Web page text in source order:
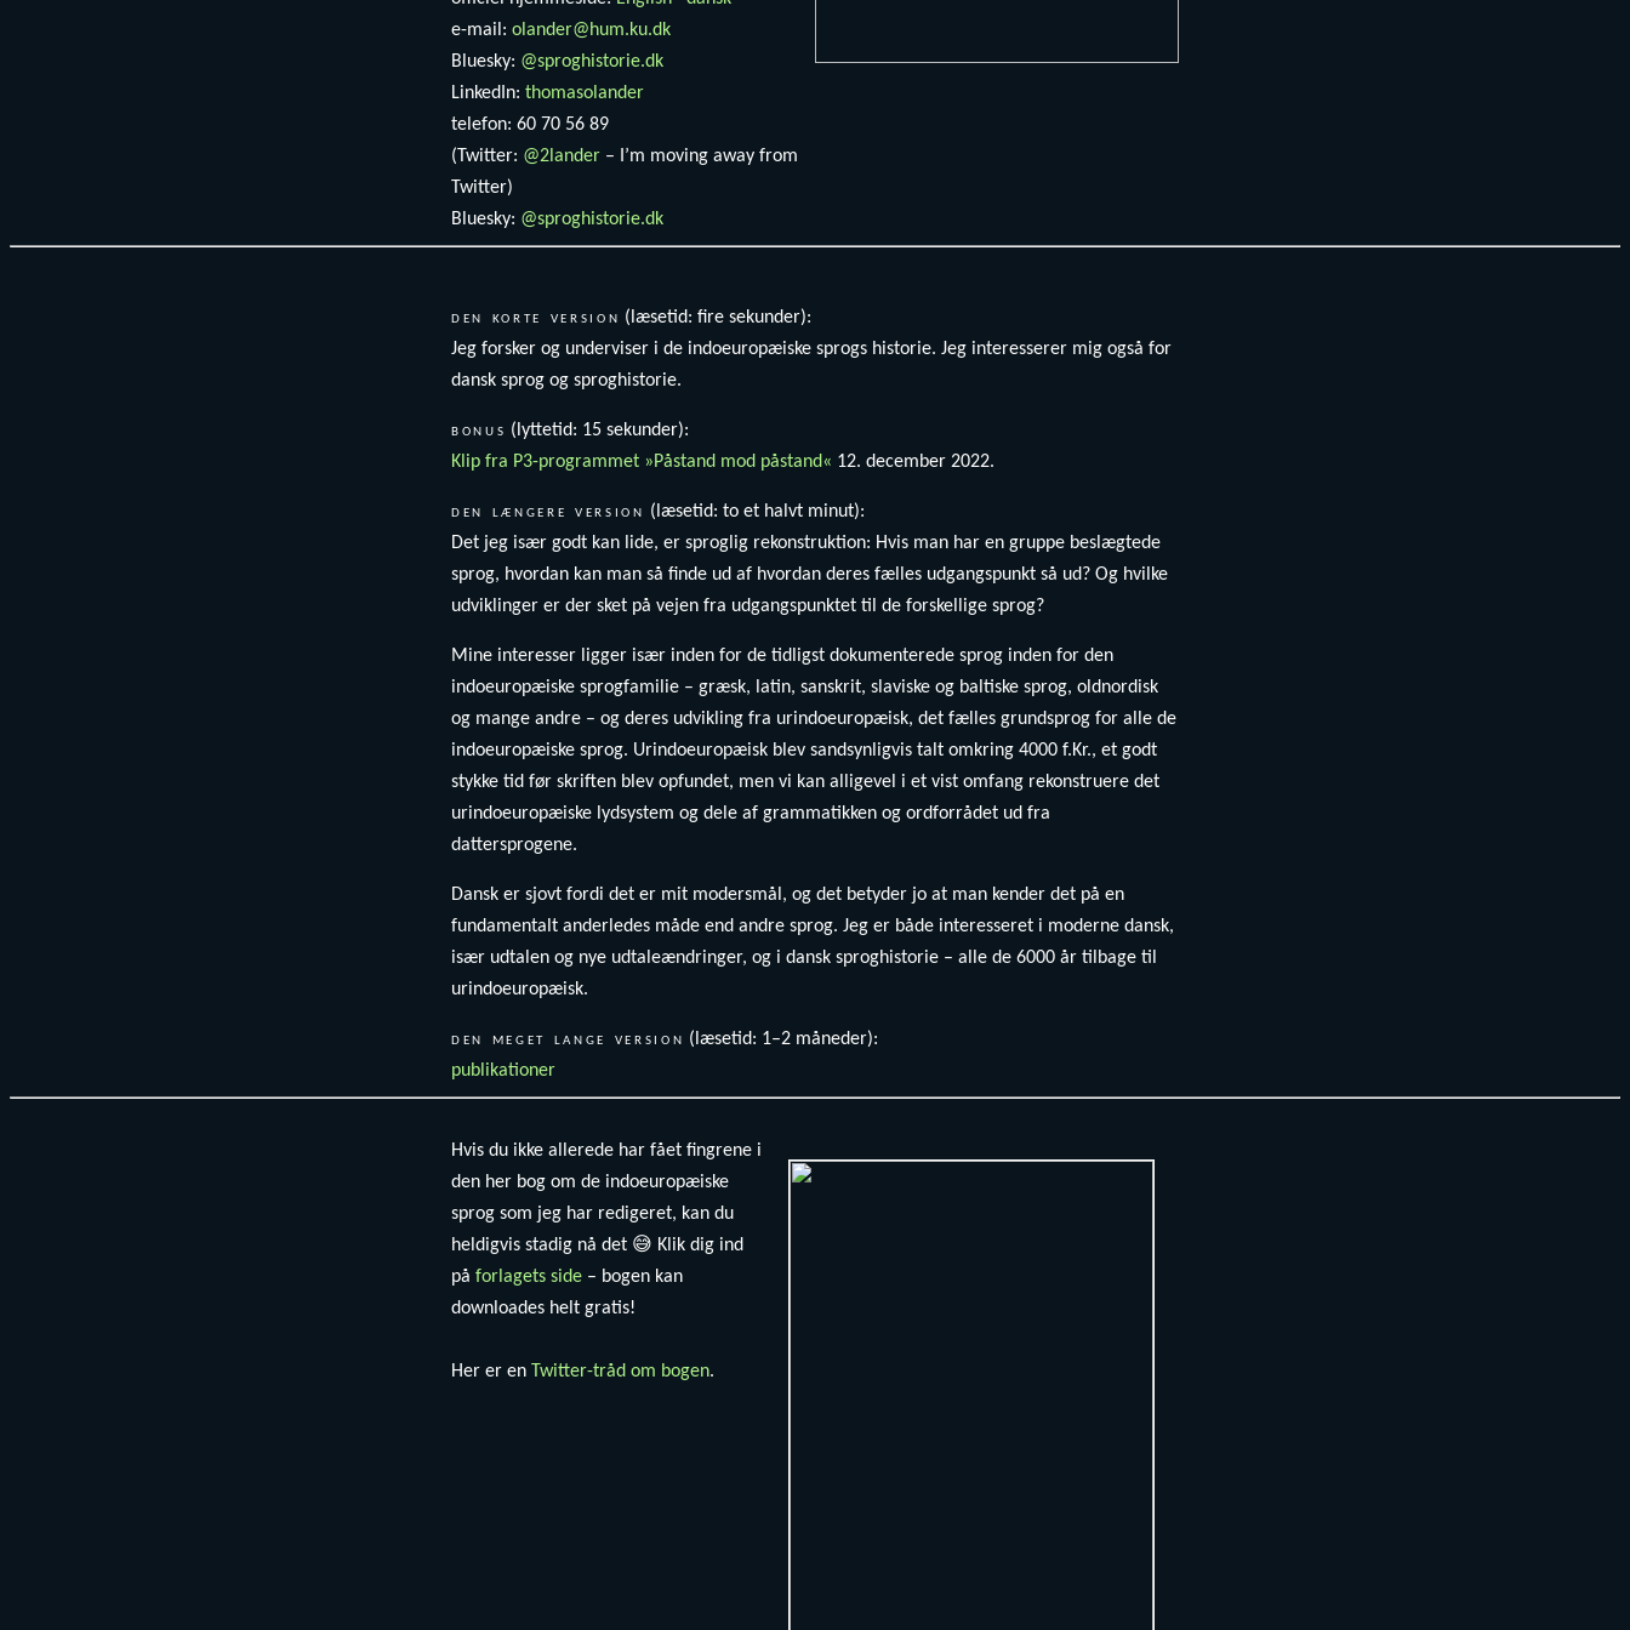
e-mail: olander@hum.ku.dk
Bluesky: @sproghistorie.dk
LinkedIn: thomasolander
telefon: 60 70 56 89
(Twitter: @2lander – I’m moving away from
Twitter)
Bluesky: @sproghistorie.dk
den korte version (læsetid: fire sekunder):
Jeg forsker og underviser i de indoeuropæiske sprogs historie. Jeg interesserer mig også for
dansk sprog og sproghistorie.
bonus (lyttetid: 15 sekunder):
Klip fra P3-programmet »Påstand mod påstand« 12. december 2022.
den længere version (læsetid: to et halvt minut):
Det jeg især godt kan lide, er sproglig rekonstruktion: Hvis man har en gruppe beslægtede
sprog, hvordan kan man så finde ud af hvordan deres fælles udgangspunkt så ud? Og hvilke
udviklinger er der sket på vejen fra udgangspunktet til de forskellige sprog?
Mine interesser ligger især inden for de tidligst dokumenterede sprog inden for den
indoeuropæiske sprogfamilie – græsk, latin, sanskrit, slaviske og baltiske sprog, oldnordisk
og mange andre – og deres udvikling fra urindoeuropæisk, det fælles grundsprog for alle de
indoeuropæiske sprog. Urindoeuropæisk blev sandsynligvis talt omkring 4000 f.Kr., et godt
stykke tid før skriften blev opfundet, men vi kan alligevel i et vist omfang rekonstruere det
urindoeuropæiske lydsystem og dele af grammatikken og ordforrådet ud fra
dattersprogene.
Dansk er sjovt fordi det er mit modersmål, og det betyder jo at man kender det på en
fundamentalt anderledes måde end andre sprog. Jeg er både interesseret i moderne dansk,
især udtalen og nye udtaleændringer, og i dansk sproghistorie – alle de 6000 år tilbage til
urindoeuropæisk.
den meget lange version (læsetid: 1–2 måneder):
publikationer
Hvis du ikke allerede har fået fingrene i
den her bog om de indoeuropæiske
sprog som jeg har redigeret, kan du
heldigvis stadig nå det 😅 Klik dig ind
på forlagets side – bogen kan
downloades helt gratis!
Her er en Twitter-tråd om bogen.